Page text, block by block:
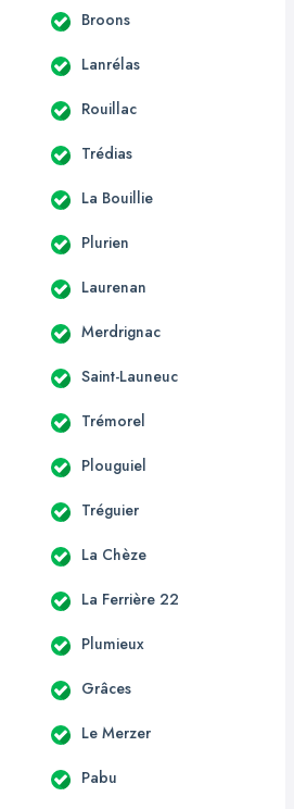
Broons
Lanrélas
Rouillac
Trédias
La Bouillie
Plurien
Laurenan
Merdrignac
Saint-Launeuc
Trémorel
Plouguiel
Tréguier
La Chèze
La Ferrière 22
Plumieux
Grâces
Le Merzer
Pabu